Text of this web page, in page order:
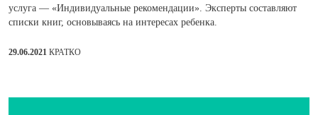
услуга — «Индивидуальные рекомендации». Эксперты составляют
списки книг, основываясь на интересах ребенка.
29.06.2021 КРАТКО